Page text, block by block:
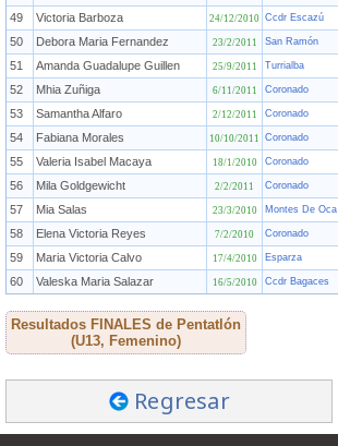
49 Victoria Barboza 24/12/2010 Ccdr Escazú
50 Debora Maria Fernandez 23/2/2011 San Ramón
51 Amanda Guadalupe Guillen 25/9/2011 Turrialba
52 Mhia Zuñiga 6/11/2011 Coronado
53 Samantha Alfaro 2/12/2011 Coronado
54 Fabiana Morales 10/10/2011 Coronado
55 Valeria Isabel Macaya 18/1/2010 Coronado
56 Mila Goldgewicht 2/2/2011 Coronado
57 Mia Salas 23/3/2010 Montes De Oca
58 Elena Victoria Reyes 7/2/2010 Coronado
59 Maria Victoria Calvo 17/4/2010 Esparza
60 Valeska Maria Salazar 16/5/2010 Ccdr Bagaces
Resultados FINALES de Pentatlón
(U13, Femenino)
Regresar